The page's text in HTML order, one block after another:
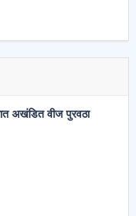
अखंडित वीज पुरवठा